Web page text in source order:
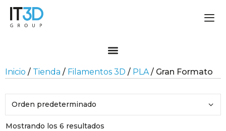
Inicio / Tienda / Filamentos 3D / PLA/ Gran Formato
Mostrando los 6 resultados